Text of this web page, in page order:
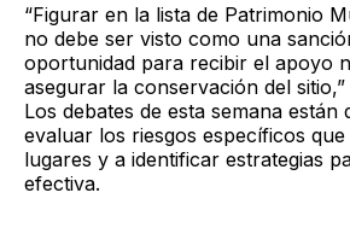
“Figurar en la lista de Patrimonio
no debe ser visto como una
oportunidad para recibir el apoyo
asegurar la conservación del
Los debates de esta semana están
evaluar los riesgos específicos
lugares y a identificar estrategias
efectiva.